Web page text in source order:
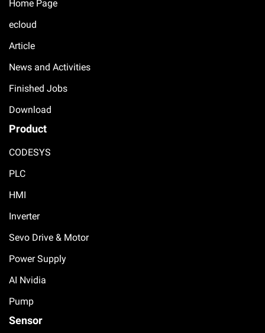
Home Page
ecloud
Article
News and Activities
Finished Jobs
Download
Product
CODESYS
PLC
HMI
Inverter
Sevo Drive & Motor
Power Supply
AI Nvidia
Pump
Sensor